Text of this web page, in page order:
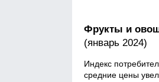
Фрукты и
(январь 2024)
Индекс
средние цены